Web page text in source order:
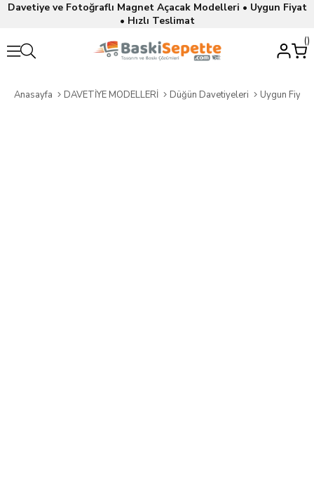
Davetiye ve Fotoğraflı Magnet Açacak Modelleri • Uygun Fiyat
• Hızlı Teslimat
Anasayfa DAVETİYE MODELLERİ Düğün Davetiyeleri Uygun